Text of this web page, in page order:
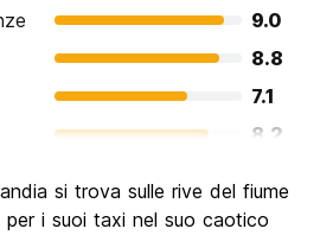
9.0
8.8
7.1
8.2
8.8
si trova sulle rive del fiume
per i suoi taxi nel suo caotico